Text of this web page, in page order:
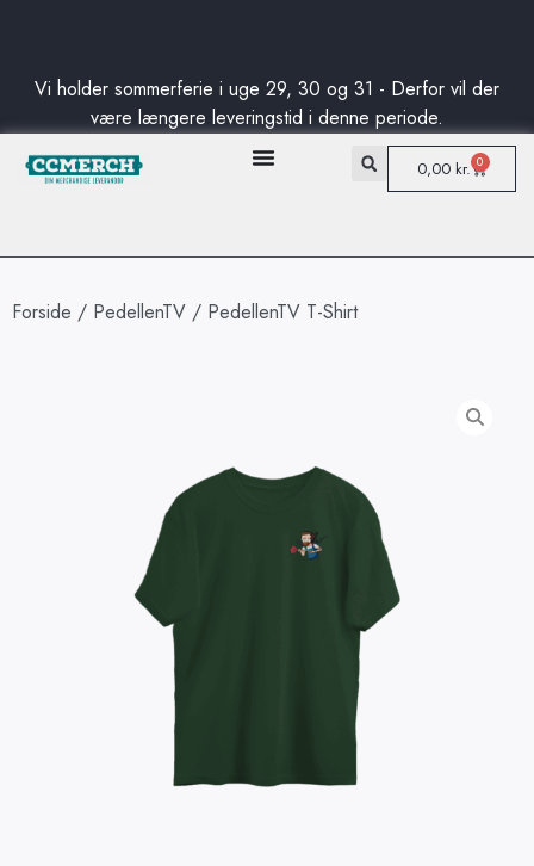
Standard levering fra kun 50DKK
Fri fragt til pakkeshop på danske ordre ved køb på over 750DKK
Standard levering fra kun 50DKK
Fri fragt til pakkeshop på danske ordre ved køb på over 750DKK
Standard levering fra kun 50DKK
Fri fragt til pakkeshop på danske ordre ved køb på over 750DKK
Vi holder sommerferie i uge 29, 30 og 31 - Derfor vil der
være længere leveringstid i denne periode.
0,00 kr. 0
Forside / PedellenTV / PedellenTV T-Shirt